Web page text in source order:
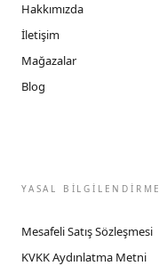
Hakkımızda
İletişim
Mağazalar
Blog
YASAL BİLGİLENDİRME
Mesafeli Satış Sözleşmesi
KVKK Aydınlatma Metni